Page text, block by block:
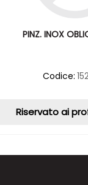
PINZ. INOX
Codice:
Riservato ai